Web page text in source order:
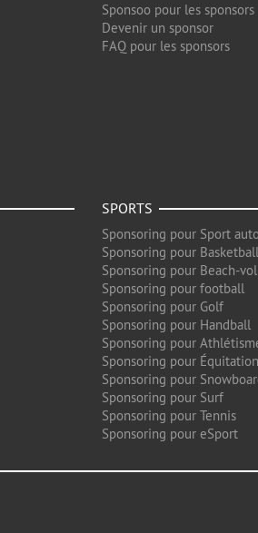
Sponsoo pour les sponsors
Devenir un sponsor
FAQ pour les sponsors
SPORTS
Sponsoring pour Sport
Sponsoring pour Basketball
Sponsoring pour Beach-
Sponsoring pour football
Sponsoring pour Golf
Sponsoring pour Handball
Sponsoring pour
Sponsoring pour Équitation
Sponsoring pour
Sponsoring pour Surf
Sponsoring pour Tennis
Sponsoring pour eSport